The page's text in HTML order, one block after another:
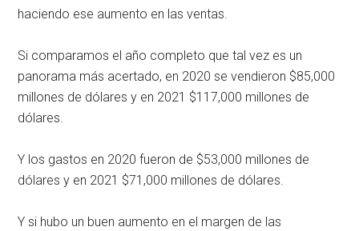
haciendo ese aumento en las ventas.
Si comparamos el año completo que tal vez es un
panorama más acertado, en 2020 se vendieron $85,000
millones de dólares y en 2021 $117,000 millones de
dólares.
Y los gastos en 2020 fueron de $53,000 millones de
dólares y en 2021 $71,000 millones de dólares.
Y si hubo un buen aumento en el margen de las